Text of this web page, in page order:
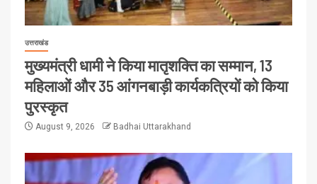
उत्तराखंड
मुख्यमंत्री धामी ने किया मातृशक्ति का सम्मान, 13
महिलाओं और 35 आंगनबाड़ी कार्यकत्रियों को किया
पुरस्कृत
August 9, 2026 Badhai Uttarakhand